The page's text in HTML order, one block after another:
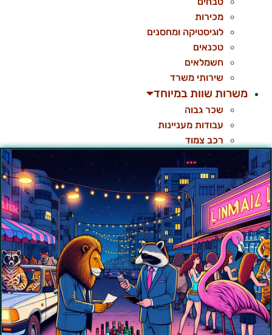
מכירות
לוגיסטיקה ומחסנים
טכנאים
חשמלאים
שירותי משרד
משרות שוות במיוחד
שכר גבוה
עבודות מעניינות
רכב צמוד